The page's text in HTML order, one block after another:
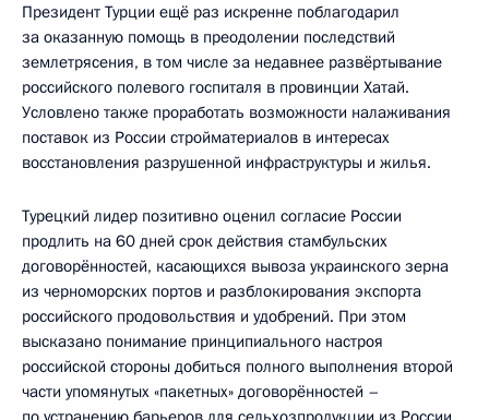
Президент Турции ещё раз искренне поблагодарил
за оказанную помощь в преодолении последствий
землетрясения, в том числе за недавнее развёртывание
российского полевого госпиталя в провинции Хатай.
Условлено также проработать возможности налаживания
поставок из России стройматериалов в интересах
восстановления разрушенной инфраструктуры и жилья.
Турецкий лидер позитивно оценил согласие России
продлить на 60 дней срок действия стамбульских
договорённостей, касающихся вывоза украинского зерна
из черноморских портов и разблокирования экспорта
российского продовольствия и удобрений. При этом
высказано понимание принципиального настроя
российской стороны добиться полного выполнения второй
части упомянутых «пакетных» договорённостей –